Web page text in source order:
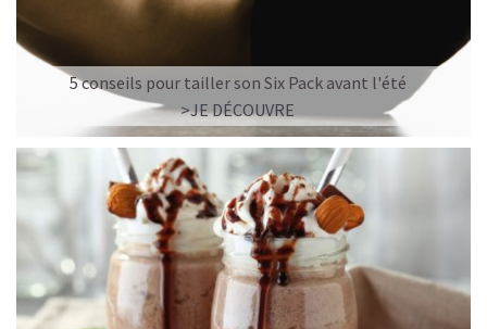
5 conseils pour tailler son Six Pack avant l'été
>JE DÉCOUVRE